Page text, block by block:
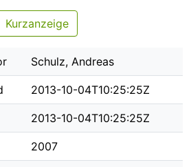
Kurzanzeige
Schulz, Andreas
2013-10-04T10:25:25Z
2013-10-04T10:25:25Z
2007